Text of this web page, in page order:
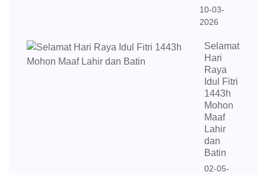
10-03-
2026
Selamat
Hari
Raya
Idul Fitri
1443h
Mohon
Maaf
Lahir
dan
Batin
02-05-